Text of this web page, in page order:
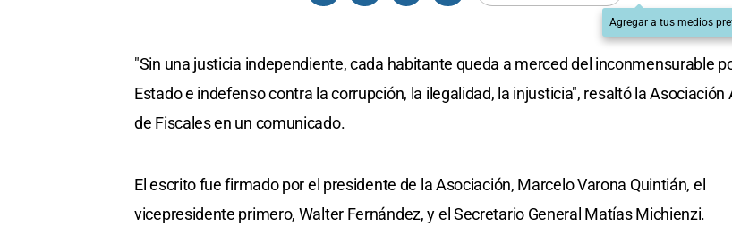
Agregar a tus medios
"Sin una justicia independiente, cada habitante queda a merced del inconmensurable
Estado e indefenso contra la corrupción, la ilegalidad, la injusticia", resaltó la Asociación
de Fiscales en un comunicado.
El escrito fue firmado por el presidente de la Asociación, Marcelo Varona Quintián, el
vicepresidente primero, Walter Fernández, y el Secretario General Matías Michienzi.